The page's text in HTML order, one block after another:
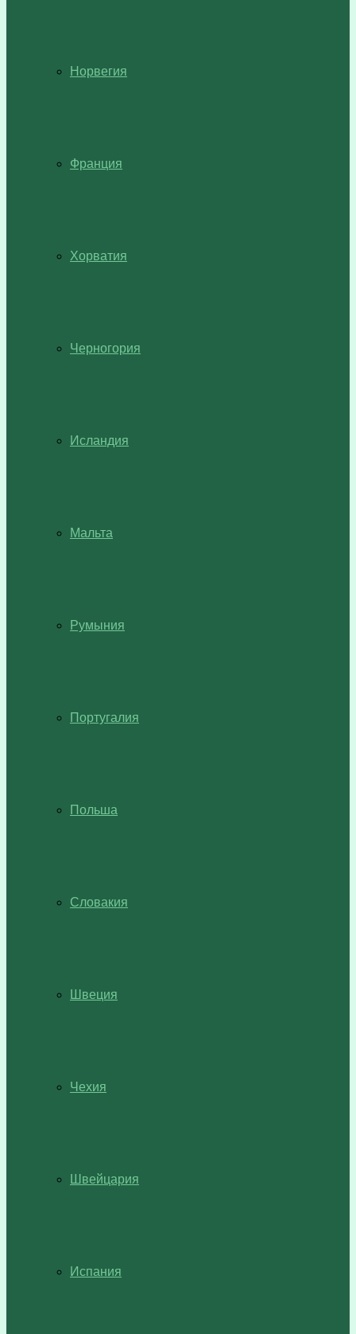
Норвегия
Франция
Хорватия
Черногория
Исландия
Мальта
Румыния
Португалия
Польша
Словакия
Швеция
Чехия
Швейцария
Испания